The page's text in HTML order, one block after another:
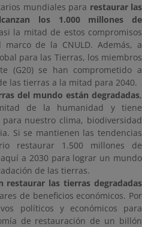
mundiales para restaurar las
los 1.000 millones de
la mitad de estos compromisos
de la CNULD. Además, a
para las Tierras, los miembros
(G20) se han comprometido a
las tierras a la mitad para 2040.
del mundo están degradadas,
de la humanidad y tiene
para nuestro clima, biodiversidad
Si se mantienen las tendencias
restaurar 1.500 millones de
a 2030 para lograr un mundo
de las tierras.
restaurar las tierras degradadas
de beneficios económicos. Por
políticos y económicos para
de restauración de un billón